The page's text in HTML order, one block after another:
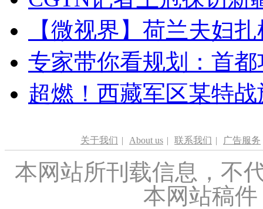
【微视界】荷兰夫妇
专家带你看规划：首
超燃！西藏军区某特
关于我们 | About us | 联系我们 | 广告服务
本网站所刊载信息，不
本网站稿